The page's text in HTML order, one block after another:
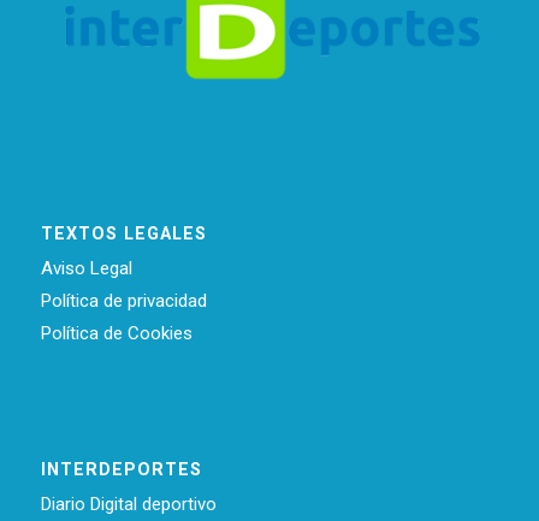
TEXTOS LEGALES
Aviso Legal
Política de privacidad
Política de Cookies
INTERDEPORTES
Diario Digital deportivo